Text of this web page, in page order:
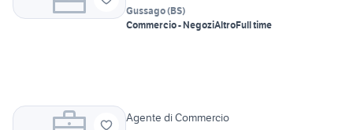
Gussago(BS)
Commercio - NegoziAltroFull time
Agente di Commercio